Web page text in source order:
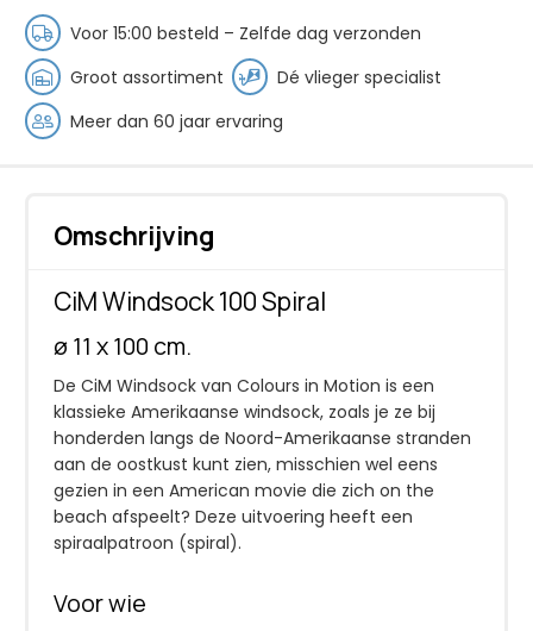
Voor 15:00 besteld – Zelfde dag verzonden
Groot assortiment
Dé vlieger specialist
Meer dan 60 jaar ervaring
Omschrijving
CiM Windsock 100 Spiral
ø 11 x 100 cm.
De CiM Windsock van Colours in Motion is een
klassieke Amerikaanse windsock, zoals je ze bij
honderden langs de Noord-Amerikaanse stranden
aan de oostkust kunt zien, misschien wel eens
gezien in een American movie die zich on the
beach afspeelt? Deze uitvoering heeft een
spiraalpatroon (spiral).
Voor wie